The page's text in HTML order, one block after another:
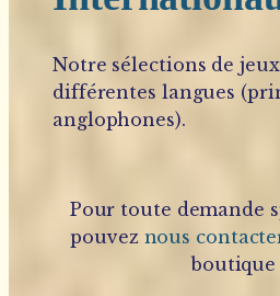
Notre sélections de
différentes langues
anglophones).
Pour toute demande
pouvez nous
boutique